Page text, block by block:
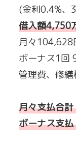
(金利0.4%、
借入額4,750
月々
ボーナス1回
管理費、修
月々支払合
ボーナス支